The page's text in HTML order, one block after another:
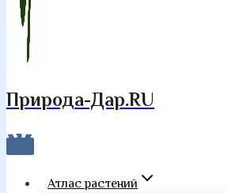
Природа-Дар.RU
Атлас растений